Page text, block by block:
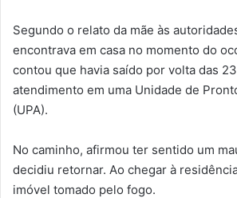
Segundo o relato da mãe às
encontrava em casa no momento do
contou que havia saído por volta das
atendimento em uma Unidade de
(UPA).
No caminho, afirmou ter sentido um
decidiu retornar. Ao chegar à
imóvel tomado pelo fogo.